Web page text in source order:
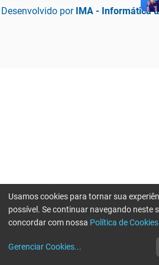
Desenvolvido por IMA - Informática
Usamos cookies para tornar sua
possível. Se continuar navegando neste
concordar com nossa Política de
Gerenciar Cookies...
Erro ao enviar informações, por favor